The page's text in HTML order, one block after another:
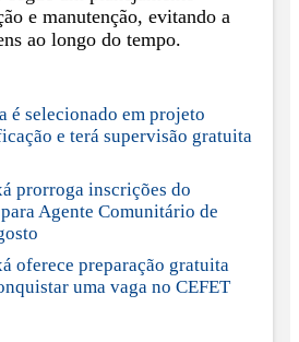
e manutenção, evitando a
ao longo do tempo.
é selecionado em projeto
e terá supervisão gratuita
prorroga inscrições do
Agente Comunitário de
oferece preparação gratuita
uma vaga no CEFET